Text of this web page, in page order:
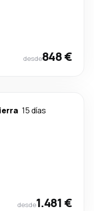
desde848 €
15 días
desde1.481 €